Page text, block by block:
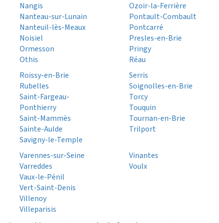
Nangis
Nanteau-sur-Lunain
Nanteuil-lès-Meaux
Noisiel
Ormesson
Othis
Ozoir-la-Ferrière
Pontault-Combault
Pontcarré
Presles-en-Brie
Pringy
Réau
Roissy-en-Brie
Rubelles
Saint-Fargeau-
Ponthierry
Saint-Mammès
Sainte-Aulde
Savigny-le-Temple
Serris
Soignolles-en-Brie
Torcy
Touquin
Tournan-en-Brie
Trilport
Varennes-sur-Seine
Varreddes
Vaux-le-Pénil
Vert-Saint-Denis
Villenoy
Villeparisis
Vinantes
Voulx